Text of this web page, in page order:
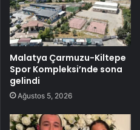
Malatya Çarmuzu-Kiltepe
Spor Kompleksi’nde sona
gelindi
Ağustos 5, 2026